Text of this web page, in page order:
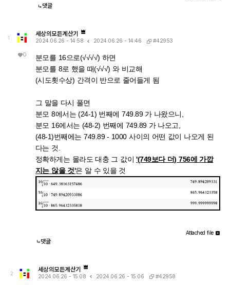
댓글
1
0
세상의모든계산기
2024.06.26 - 14:58 2024.06.26 - 14:46 #42953
분모를 16으로(√√√√) 하면
분모를 8로 했을 때(√√√) 와 비교해
(시도횟수상) 간격이 반으로 줄어들게 됨
그 말을 다시 풀면
분모 8에서는 (24-1) 번째에 749.89 가 나왔으니,
분모 16에서는 (48-2) 번째에 749.89 가 나오고,
(48-1)번째에는 749.89 - 1000 사이의 어떤 값이 나오게 된
다는 것.
정확하게는 몰라도 대충 그 값이'(749보다 더) 756에 가깝
지는 않을 것'은 알 수 있을 것
Attached file
댓글
2
세상의모든계산기
2024.06.26 - 15:08 2024.06.26 - 15:06 #42958